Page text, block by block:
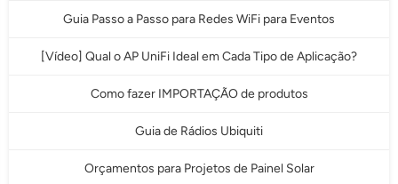
Guia Passo a Passo para Redes WiFi para Eventos
[Vídeo] Qual o AP UniFi Ideal em Cada Tipo de Aplicação?
Como fazer IMPORTAÇÃO de produtos
Guia de Rádios Ubiquiti
Orçamentos para Projetos de Painel Solar